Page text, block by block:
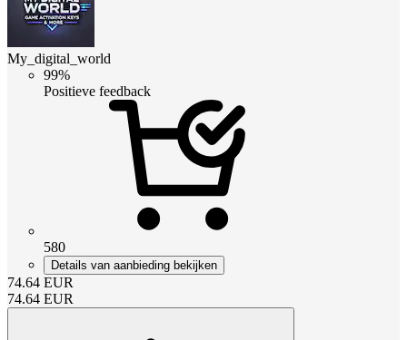
My_digital_world
99%
Positieve feedback
580
Details van aanbieding bekijken
74.64 EUR
74.64 EUR